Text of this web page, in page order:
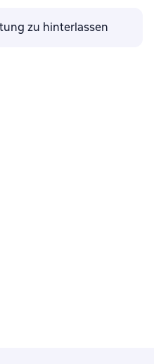
zu hinterlassen